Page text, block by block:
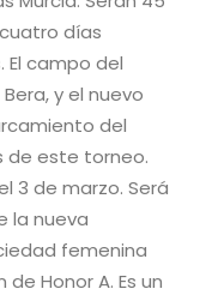
días
campo del
y el nuevo
del
de este torneo.
3 de marzo. Será
la nueva
femenina
Honor A. Es un